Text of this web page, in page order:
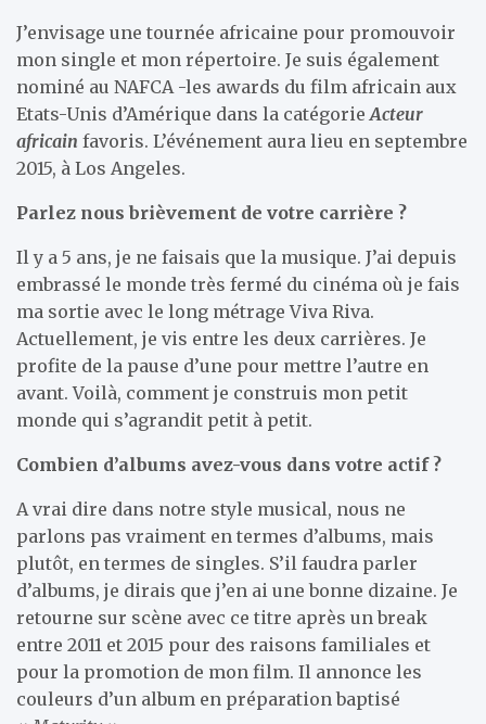
J’envisage une tournée africaine pour promouvoir
mon single et mon répertoire. Je suis également
nominé au NAFCA -les awards du film africain aux
Etats-Unis d’Amérique dans la catégorie Acteur
africain favoris. L’événement aura lieu en septembre
2015, à Los Angeles.
Parlez nous brièvement de votre carrière ?
Il y a 5 ans, je ne faisais que la musique. J’ai depuis
embrassé le monde très fermé du cinéma où je fais
ma sortie avec le long métrage Viva Riva.
Actuellement, je vis entre les deux carrières. Je
profite de la pause d’une pour mettre l’autre en
avant. Voilà, comment je construis mon petit
monde qui s’agrandit petit à petit.
Combien d’albums avez-vous dans votre actif ?
A vrai dire dans notre style musical, nous ne
parlons pas vraiment en termes d’albums, mais
plutôt, en termes de singles. S’il faudra parler
d’albums, je dirais que j’en ai une bonne dizaine. Je
retourne sur scène avec ce titre après un break
entre 2011 et 2015 pour des raisons familiales et
pour la promotion de mon film. Il annonce les
couleurs d’un album en préparation baptisé